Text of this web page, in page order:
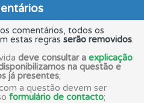
comentários, todos os
estas regras serão removidos.
deve consultar a explicação
na questão e
já presentes;
a questão devem ser
formulário de contacto;